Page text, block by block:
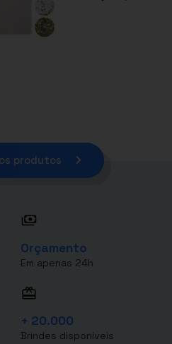
produtos
Orçamento
Em apenas 24h
+ 20.000
Brindes disponíveis